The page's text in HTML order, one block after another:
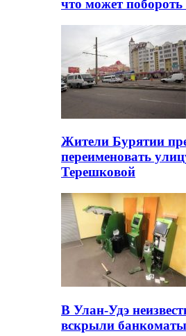
что может
Жители Бурятии
переименовать
Терешковой
В Улан-Удэ
вскрыли банкоматы